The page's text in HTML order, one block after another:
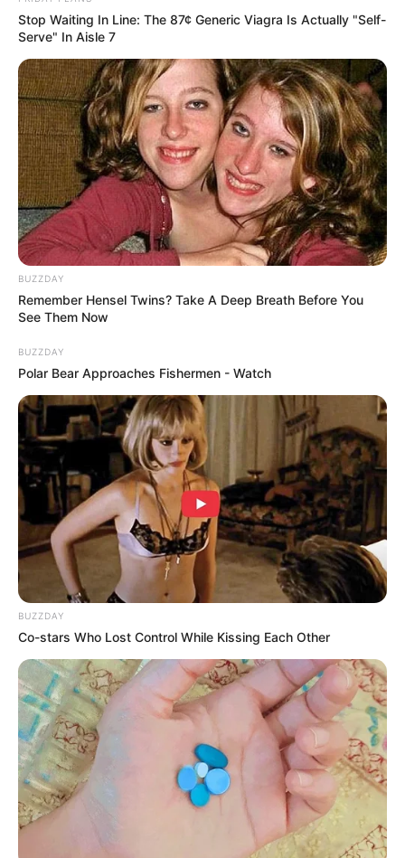
ดูดวงคนเกิดวันอังคาร
ดวงการงานงานที่ต้องรับผิดชอบ เป็นงานของตัวเองทั้ง
สิ้น ซึ่งไม่มีใครสามารทำแทนได้
ดวงการเงินจะต้องจ่ายเงินไปกับที่อยู่อาศัย เช่นของใช้ใน
บ้าน การตกแต่งบ้าน หรือแม้กระทั่งซ่อมแซมบ้าน
ดวงความรักเพื่อนจะได้กลับกลายเป็นคนรัก คนมีคู่ ถึง
แม้ว่าจะมีปัญหากันตลอด แต่ความสัมพันธ์ยังเหมือนเดิม
ดูดวงคนเกิดวันพุธ
ดวงการงาน หากทำธุรกิจ จะมีคนมายื่นข้อเสนอทาง
ธุรกิจให้ หรืออาจมีเกณฑ์ในการเซ็นสัญญาทำงานร่วมกัน
ดวงการเงิน
เงินจะมีเข้ามาได้เรื่อยๆ ไม่ขาดมือ หากทำ
ธุรกิจก็จะมีกำไรมากขึ้นด้วย
ดวงความรัก คนโสด เลือกเยอะ ไม่ถูกใจใครสักคนที่เข้า
มา คนมีคู่ ด้วยธุรกิจที่ต้องทำร่วมกัน เลยทำให้คุยกันไม่
เข้าใจไม่ลงตัว
ดูดวงคนเกิดวันพฤหัสบดี
งานที่ได้เจอค่อนข้างจะต้องรับมือเยอะ
Stop Waiting In Line: The 87¢ Generic Viagra Is Actually "Self-
Serve" In Aisle 7
BUZZDAY
Remember Hensel Twins? Take A Deep Breath Before You
See Them Now
BUZZDAY
Polar Bear Approaches Fishermen - Watch
BUZZDAY
Co-stars Who Lost Control While Kissing Each Other